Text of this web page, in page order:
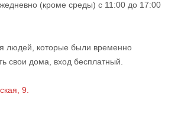
(кроме среды) с 11:00 до 17:00
людей, которые были временно
свои дома, вход бесплатный.
9.